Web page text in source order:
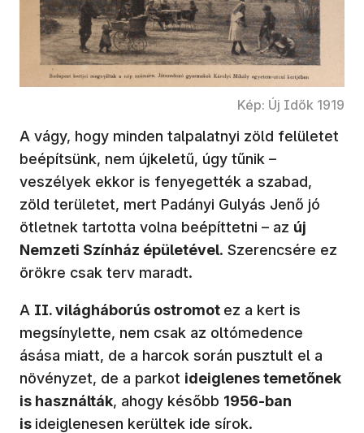
Kép: Új Idők 1919
A vágy, hogy minden talpalatnyi zöld felületet
beépítsünk, nem újkeletű, úgy tűnik –
veszélyek ekkor is fenyegették a szabad,
zöld területet, mert Padányi Gulyás Jenő jó
ötletnek tartotta volna beépíttetni – az új
Nemzeti Színház épületével. Szerencsére ez
örökre csak terv maradt.
A II. világháborús ostromot ez a kert is
megsínylette, nem csak az oltómedence
ásása miatt, de a harcok során pusztult el a
növényzet, de a parkot ideiglenes temetőnek
is használták, ahogy később 1956-ban
is ideiglenesen kerültek ide sírok.